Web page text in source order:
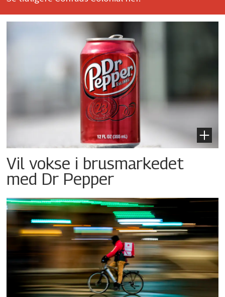
Vil vokse i brusmarkedet
med Dr Pepper